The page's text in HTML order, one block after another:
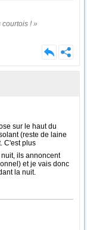
! »
sur le haut du
(reste de laine
C'est plus
nuit, ils annoncent
et je vais donc
la nuit.